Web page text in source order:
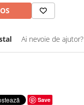
Ai nevoie de ajutor?
Save